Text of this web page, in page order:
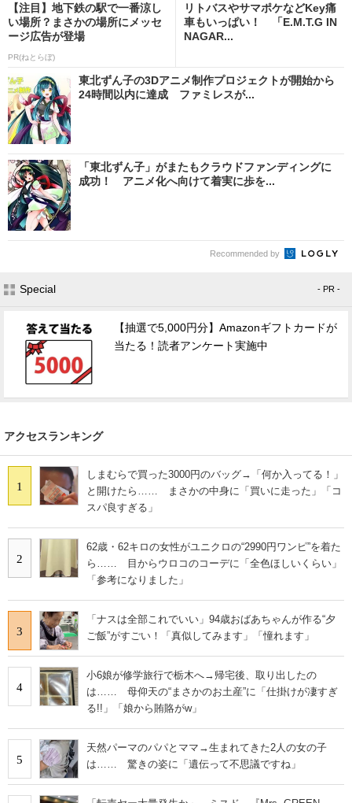
【注目】地下鉄の駅で一番涼し
い場所？まさかの場所にメッセ
ージ広告が登場
PR(ねとらぼ)
リトバスやサマポケなどKey痛
車もいっぱい！ 「E.M.T.G IN
NAGAR...
東北ずん子の3Dアニメ制作プロジェクトが開始から
24時間以内に達成 ファミレスが...
「東北ずん子」がまたもクラウドファンディングに
成功！ アニメ化へ向けて着実に歩を...
Recommended by
Special - PR -
【抽選で5,000円分】Amazonギフトカードが
当たる！読者アンケート実施中
アクセスランキング
1
しまむらで買った3000円のバッグ→「何か入ってる！」
と開けたら…… まさかの中身に「買いに走った」「コ
スパ良すぎる」
2
62歳・62キロの女性がユニクロの“2990円ワンピ”を着た
ら…… 目からウロコのコーデに「全色ほしいくらい」
「参考になりました」
3
「ナスは全部これでいい」94歳おばあちゃんが作る“夕
ご飯”がすごい！「真似してみます」「憧れます」
4
小6娘が修学旅行で栃木へ→帰宅後、取り出したの
は…… 母仰天の“まさかのお土産”に「仕掛けが凄すぎ
る!!」「娘から賄賂がw」
5
天然パーマのパパとママ→生まれてきた2人の女の子
は…… 驚きの姿に「遺伝って不思議ですね」